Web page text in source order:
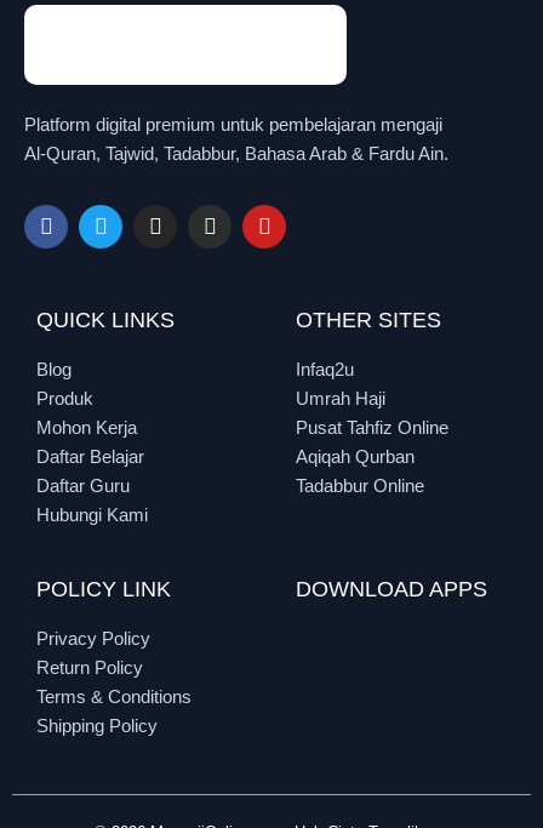
Platform digital premium untuk pembelajaran mengaji
Al-Quran, Tajwid, Tadabbur, Bahasa Arab & Fardu Ain.
QUICK LINKS
Blog
Produk
Mohon Kerja
Daftar Belajar
Daftar Guru
Hubungi Kami
OTHER SITES
Infaq2u
Umrah Haji
Pusat Tahfiz Online
Aqiqah Qurban
Tadabbur Online
POLICY LINK
Privacy Policy
Return Policy
Terms & Conditions
Shipping Policy
DOWNLOAD APPS